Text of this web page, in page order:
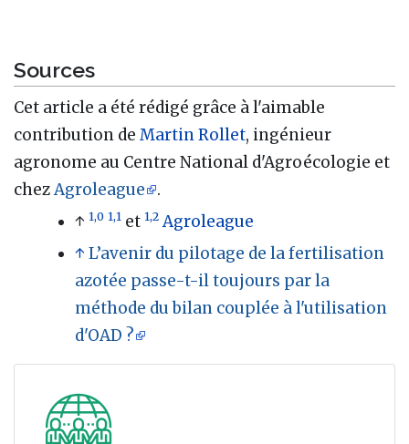
Sources
Cet article a été rédigé grâce à l'aimable
contribution de Martin Rollet, ingénieur
agronome au Centre National d'Agroécologie et
chezAgroleague
.
↑ 1,0 1,1 et 1,2 Agroleague
↑L’avenir du pilotage de la fertilisation
azotée passe-t-il toujours par la
méthode du bilan couplée à l'utilisation
d'OAD ?